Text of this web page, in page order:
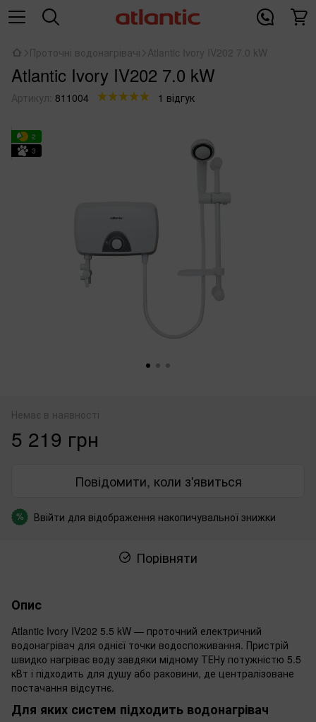
Проточні водонагрівачі Atlantic Ivory IV202 7.0 kW
Atlantic Ivory IV202 7.0 kW
Артикул: 811004 1 відгук
2
3
Немає в наявності
5 219 грн
Повідомити, коли з'явиться
% Ввійти для відображення накопичувальної знижки
Порівняти
Опис
Atlantic Ivory IV202 5.5 kW — проточний електричний
водонагрівач для однієї точки водоспоживання. Пристрій
швидко нагріває воду завдяки мідному ТЕНу потужністю 5.5
кВт і підходить для душу або раковини, де централізоване
постачання відсутнє.
Для яких систем підходить водонагрівач